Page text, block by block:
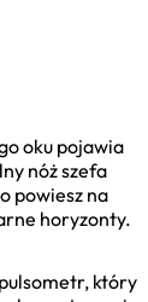
oku pojawia
nóż szefa
powiesz na
horyzonty.
który